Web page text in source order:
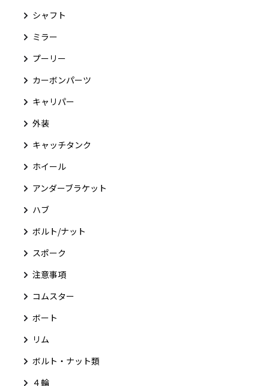
シャフト
ミラー
プーリー
カーボンパーツ
キャリパー
外装
キャッチタンク
ホイール
アンダーブラケット
ハブ
ボルト/ナット
スポーク
注意事項
コムスター
ボート
リム
ボルト・ナット類
４輪